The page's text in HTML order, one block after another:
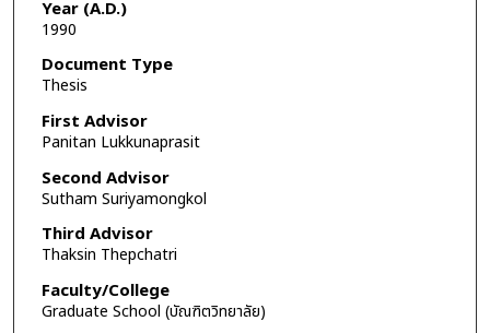
Year (A.D.)
1990
Document Type
Thesis
First Advisor
Panitan Lukkunaprasit
Second Advisor
Sutham Suriyamongkol
Third Advisor
Thaksin Thepchatri
Faculty/College
Graduate School (บัณฑิตวิทยาลัย)